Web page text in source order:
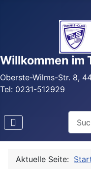
Willkommen im
Oberste-Wilms-Str. 8,
Tel: 0231-512929
Aktuelle Seite: